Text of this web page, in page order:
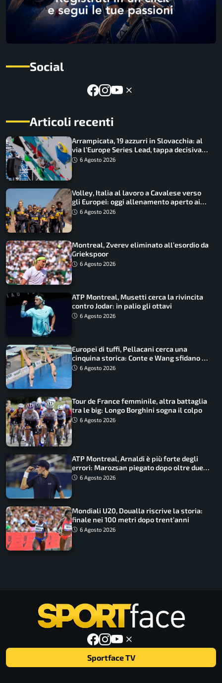
Social
Articoli recenti
Arrampicata, 19 azzurri in Slovacchia: al
via l’Europe Series Lead, tappa decisiva
per la Speed
6 Agosto 2026
Volley, Italia al lavoro a Cavalese verso
gli Europei: oggi allenamento aperto ai
tifosi
6 Agosto 2026
Montreal, Zverev eliminato all’esordio da
Griekspoor
6 Agosto 2026
ATP Montreal, Musetti cerca la rivincita
contro Jodar: in palio gli ottavi
6 Agosto 2026
Europei di tuffi, Pellacani cerca una
cinquina storica: Conte e Wang sfidano la
piattaforma
6 Agosto 2026
Tour de France femminile, altra battaglia
tra le big: Longo Borghini sogna il colpo
6 Agosto 2026
ATP Montreal, Arnaldi è più forte degli
errori: Marozsan piegato dopo oltre due
ore6 Agosto 2026
Mondiali U20, Doualla riscrive la storia:
finale nei 100 metri dopo trent’anni
6 Agosto 2026
Sportface TV